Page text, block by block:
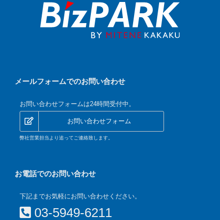
メールフォームでのお問い合わせ
お問い合わせフォームは24時間受付中。
お問い合わせフォーム
弊社営業担当より追ってご連絡致します。
お電話でのお問い合わせ
下記までお気軽にお問い合わせください。
03-5949-6211